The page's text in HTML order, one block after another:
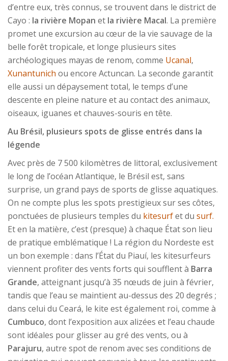
d’entre eux, très connus, se trouvent dans le district de
Cayo : la rivière Mopan et la rivière Macal. La première
promet une excursion au cœur de la vie sauvage de la
belle forêt tropicale, et longe plusieurs sites
archéologiques mayas de renom, comme Ucanal,
Xunantunich ou encore Actuncan. La seconde garantit
elle aussi un dépaysement total, le temps d’une
descente en pleine nature et au contact des animaux,
oiseaux, iguanes et chauves-souris en tête.
Au Brésil, plusieurs spots de glisse entrés dans la
légende
Avec près de 7 500 kilomètres de littoral, exclusivement
le long de l’océan Atlantique, le Brésil est, sans
surprise, un grand pays de sports de glisse aquatiques.
On ne compte plus les spots prestigieux sur ses côtes,
ponctuées de plusieurs temples du kitesurfet du surf.
Et en la matière, c’est (presque) à chaque État son lieu
de pratique emblématique ! La région du Nordeste est
un bon exemple : dans l’État du Piauí, les kitesurfeurs
viennent profiter des vents forts qui soufflent à Barra
Grande, atteignant jusqu’à 35 nœuds de juin à février,
tandis que l’eau se maintient au-dessus des 20 degrés ;
dans celui du Ceará, le kite est également roi, comme à
Cumbuco, dont l’exposition aux alizées et l’eau chaude
sont idéales pour glisser au gré des vents, ou à
Parajuru, autre spot de renom avec ses conditions de